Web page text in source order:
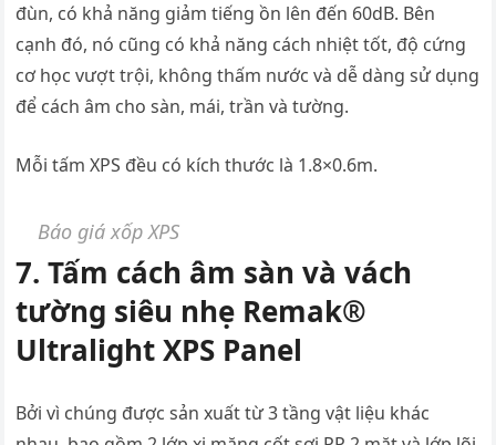
đùn, có khả năng giảm tiếng ồn lên đến 60dB. Bên
cạnh đó, nó cũng có khả năng cách nhiệt tốt, độ cứng
cơ học vượt trội, không thấm nước và dễ dàng sử dụng
để cách âm cho sàn, mái, trần và tường.
Mỗi tấm XPS đều có kích thước là 1.8×0.6m.
Báo giá xốp XPS
7. Tấm cách âm sàn và vách
tường siêu nhẹ Remak®
Ultralight XPS Panel
Bởi vì chúng được sản xuất từ 3 tầng vật liệu khác